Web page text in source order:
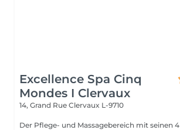
Excellence Spa Cinq
Mondes I Clervaux
14, Grand Rue Clervaux L-9710
Der Pflege- und Massagebereich mit seinen 4